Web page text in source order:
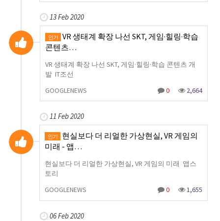
13 Feb 2020
인기
VR 생태계 확장 나선 SKT, 게임·힐링·학습
콘텐츠…
VR 생태계 확장 나선 SKT, 게임·힐링·학습 콘텐츠 개
발 IT조선
GOOGLENEWS
0 2,664
11 Feb 2020
인기
현실보다 더 리얼한 가상현실, VR 게임의
미래 - 앱…
현실보다 더 리얼한 가상현실, VR 게임의 미래 앱스
토리
GOOGLENEWS
0 1,655
06 Feb 2020